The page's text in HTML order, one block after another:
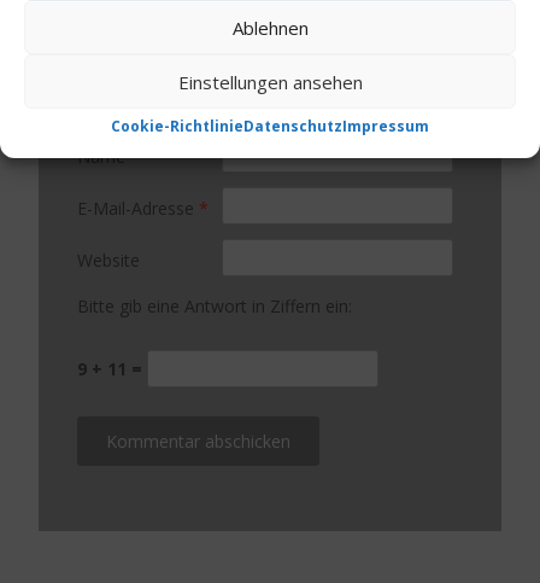
Ablehnen
Einstellungen ansehen
Cookie-RichtlinieDatenschutzImpressum
Name*
E-Mail-Adresse *
Website
Bitte gib eine Antwort in Ziffern ein:
9 + 11 =